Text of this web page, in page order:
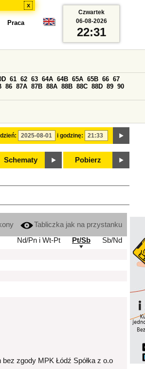
x
Praca
i godzinę:
61 62 63 64A 64B 65A 65B 66 67
86 87A 87B 88A 88B 88C 88D 89 90
Schematy Pobierz
Czwartek
06-08-2026
22:31
Tabliczka jak na przystanku
Nd/Pn i Wt-Pt
Pt/Sb
Sb/Nd
zgody MPK Łódź Spółka z o.o